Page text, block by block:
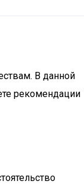
В данной
рекомендации